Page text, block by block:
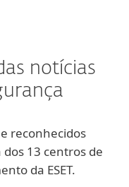
notícias
reconhecidos
13 centros de
da ESET.